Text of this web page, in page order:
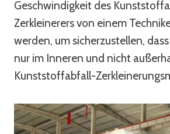
Geschwindigkeit des
Zerkleinerers von einem
werden, um sicherzustellen,
nur im Inneren und nicht
Kunststoffabfall-